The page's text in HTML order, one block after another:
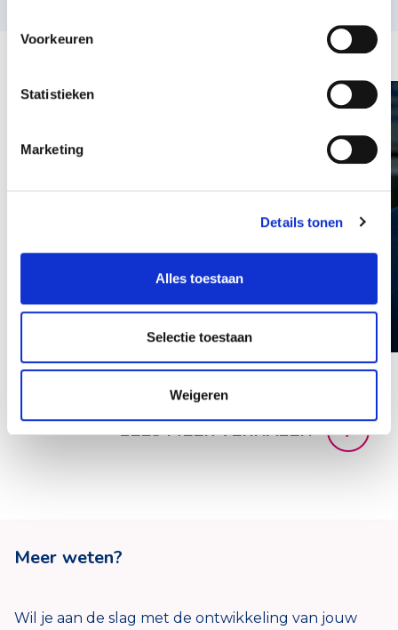
Voorkeuren
Statistieken
Marketing
Details tonen
Alles toestaan
Selectie toestaan
Weigeren
Verhaal uit de praktijk
De Tovercirkel professionaliseert op
basis van drijfveren
LEES MEER VERHALEN
Meer weten?
Wil je aan de slag met de ontwikkeling van jouw